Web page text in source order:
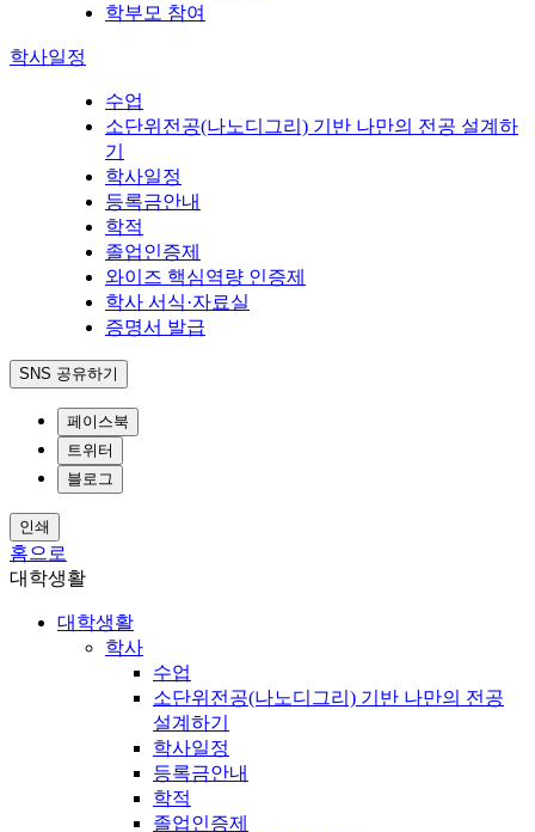
학부모 참여
학사일정
수업
소단위전공(나노디그리) 기반 나만의 전공 설계하
기
학사일정
등록금안내
학적
졸업인증제
와이즈 핵심역량 인증제
학사 서식·자료실
증명서 발급
SNS 공유하기
페이스북
트위터
블로그
인쇄
홈으로
대학생활
대학생활
학사
수업
소단위전공(나노디그리) 기반 나만의 전공
설계하기
학사일정
등록금안내
학적
졸업인증제